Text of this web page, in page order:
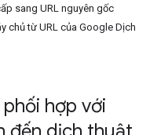
sang URL nguyên gốc
chủ từ URL của Google Dịch
hợp với